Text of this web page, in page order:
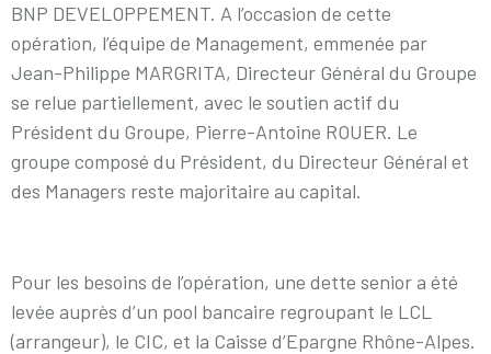
BNP DEVELOPPEMENT. A l’occasion de cette
opération, l’équipe de Management, emmenée par
Jean-Philippe MARGRITA, Directeur Général du Groupe
se relue partiellement, avec le soutien actif du
Président du Groupe, Pierre-Antoine ROUER. Le
groupe composé du Président, du Directeur Général et
des Managers reste majoritaire au capital.
Pour les besoins de l’opération, une dette senior a été
levée auprès d’un pool bancaire regroupant le LCL
(arrangeur), le CIC, et la Caisse d’Epargne Rhône-Alpes.